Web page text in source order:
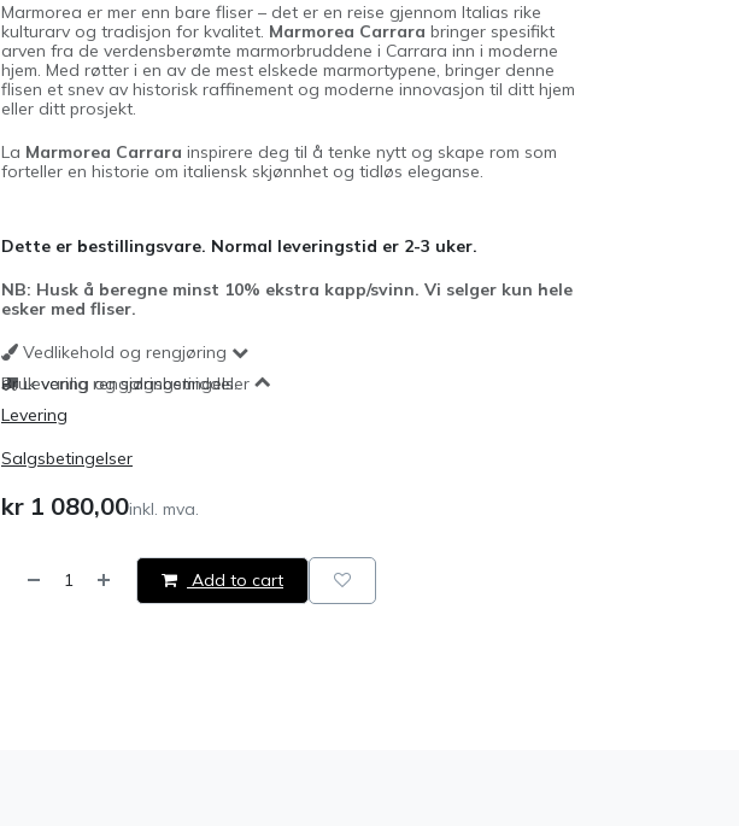
Marmorea er mer enn bare fliser – det er en reise gjennom Italias rike
kulturarv og tradisjon for kvalitet. Marmorea Carrara bringer spesifikt
arven fra de verdensberømte marmorbruddene i Carrara inn i moderne
hjem. Med røtter i en av de mest elskede marmortypene, bringer denne
flisen et snev av historisk raffinement og moderne innovasjon til ditt hjem
eller ditt prosjekt.
La Marmorea Carrara inspirere deg til å tenke nytt og skape rom som
forteller en historie om italiensk skjønnhet og tidløs eleganse.
Dette er bestillingsvare. Normal leveringstid er 2-3 uker.
NB: Husk å beregne minst 10% ekstra kapp/svinn. Vi selger kun hele
esker med fliser.
Vedlikehold og rengjøring
Bruk vanlig rengjøringsmiddel.
Levering og salgsbetingelser
Levering
Salgsbetingelser
kr 1 080,00inkl. mva.
Add to cart